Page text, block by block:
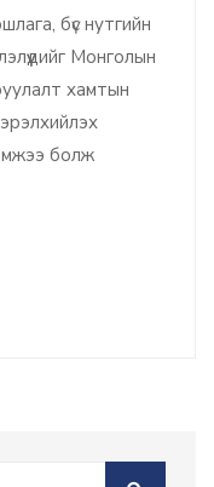
бүс нутгийн
Монголын
хамтын
болж